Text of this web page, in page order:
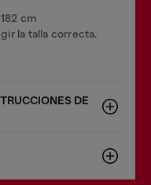
cm
la talla correcta.
DE